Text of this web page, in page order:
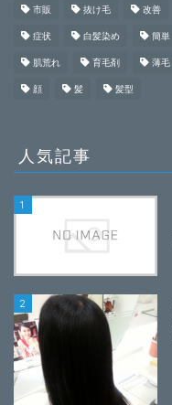
市販 抜け毛 改善
症状 白髪染め 簡単
肌荒れ 育毛剤 薄毛
顔 髪 髪型
人気記事
1
2